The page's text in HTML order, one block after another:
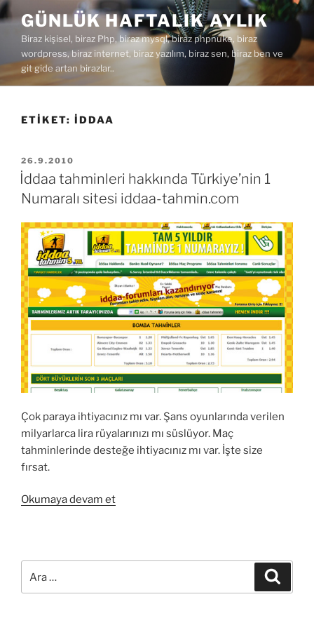
İçeriğe
geç
GÜNLÜK HAFTALIK AYLIK
Biraz kişisel, biraz Php, biraz mysql, biraz phpnuke, biraz
wordpress, biraz internet, biraz yazılım, biraz sen, biraz ben ve
git gide artan birazlar..
ETIKET: IDDAA
YAYIM
TARIHI
26.9.2010
İddaa tahminleri hakkında Türkiye’nin 1
Numaralı sitesi iddaa-tahmin.com
Çok paraya ihtiyacınız mı var. Şans oyunlarında verilen
milyarlarca lira rüyalarınızı mı süslüyor. Maç
tahminlerinde desteğe ihtiyacınız mı var. İşte size
fırsat.
Okumaya devam et“İddaa